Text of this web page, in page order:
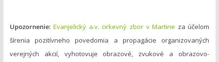
Upozornenie: Evanjelický a.v. cirkevný zbor v Martine za účelom
šírenia pozitívneho povedomia a propagácie organizovaných
verejných akcií, vyhotovuje obrazové, zvukové a obrazovo-